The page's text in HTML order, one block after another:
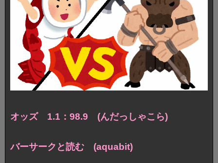
オッズ 1.1：98.9 (んだっしゃこら)
バーサークと読む (aquabit)